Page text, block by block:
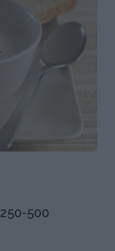
250-500